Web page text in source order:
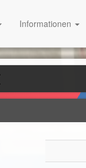
Informationen